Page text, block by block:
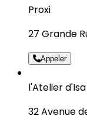
Proxi
27 Grande
Appeler
l'Atelier d'Isa
32 Avenue